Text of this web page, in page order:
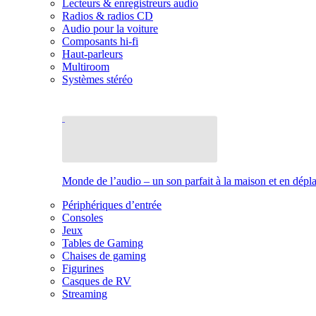
Lecteurs & enregistreurs audio
Radios & radios CD
Audio pour la voiture
Composants hi-fi
Haut-parleurs
Multiroom
Systèmes stéréo
Monde de l’audio – un son parfait à la maison et en
Périphériques d’entrée
Consoles
Jeux
Tables de Gaming
Chaises de gaming
Figurines
Casques de RV
Streaming